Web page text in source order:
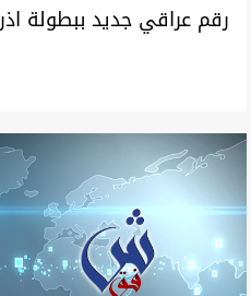
رقم عراقي جديد ببطولة